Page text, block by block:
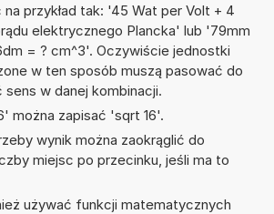
przykład tak: '45 Wat per Volt + 4
elektrycznego Plancka' lub '79mm
= ? cm^3'. Oczywiście jednostki
w ten sposób muszą pasować do
sens w danej kombinacji.
można zapisać 'sqrt 16'.
wynik można zaokrąglić do
miejsc po przecinku, jeśli ma to
używać funkcji matematycznych